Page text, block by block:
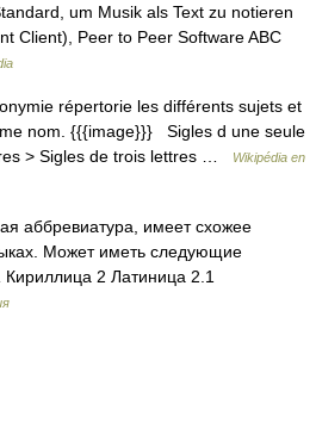
um Musik als Text zu notieren
Client), Peer to Peer Software ABC
répertorie les différents sujets et
nom. {{{image}}} Sigles d une seule
> Sigles de trois lettres …
Wikipédia en
аббревиатура, имеет схожее
Может иметь следующие
2 Латиница 2.1